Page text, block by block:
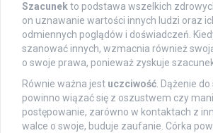
Szacunekto podstawa wszelkich
on uznawanie wartości innych ludzi oraz
odmiennych poglądów i doświadczeń.
szanować innych, wzmacnia również
o swoje prawa, ponieważ zyskuje
Równie ważna jest uczciwość . Dążenie
powinno wiązać się z oszustwem czy
postępowanie, zarówno w kontaktach z
walce o swoje, buduje zaufanie. Córka